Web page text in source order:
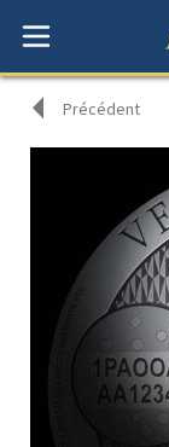
Précédent